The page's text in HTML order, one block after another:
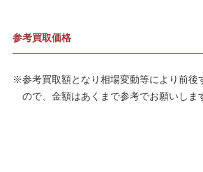
参考買取価格
※参考買取額となり相場変動等により前後
ので、金額はあくまで参考でお願いしま